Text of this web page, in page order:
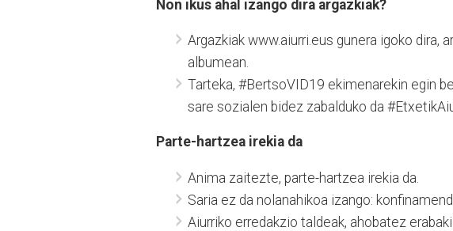
Non ikus ahal izango dira argazkiak?
Argazkiak www.aiurri.eus gunera igoko dira,
albumean.
Tarteka, #BertsoVID19 ekimenarekin egin
sare sozialen bidez zabalduko da
Parte-hartzea irekia da
Anima zaitezte, parte-hartzea irekia da.
Saria ez da nolanahikoa izango:
Aiurriko erredakzio taldeak, ahobatez